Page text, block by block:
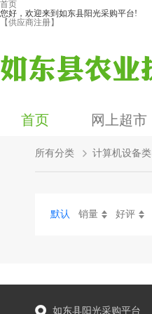
首页
您好，欢迎来到如东县阳光采购平台!
【供应商注册】
首页 网上超市
所有分类 计算机设备类
默认 销量 好评
如东县阳光采购平台